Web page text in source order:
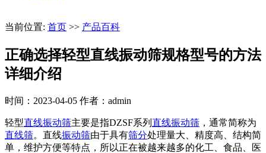
当前位置: 首页 >> 产品百科
正确选择轻型直线振动筛规格型号的方法
详细介绍
时间：2023-04-05 作者：admin
轻型直线振动筛主要是指DZSF系列 直线振动筛 ，通常简称为
直线筛。直线振动筛由于具有筛分处理量大、精度高、结构简
单，维护方便等特点，所以正在被越来越多的化工、食品、医